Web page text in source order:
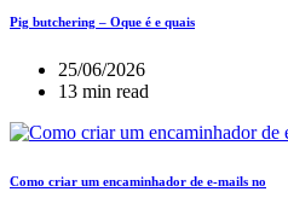
Pig butchering – Oque é e quais
25/06/2026
13 min read
Como criar um encaminhador de e-mails no